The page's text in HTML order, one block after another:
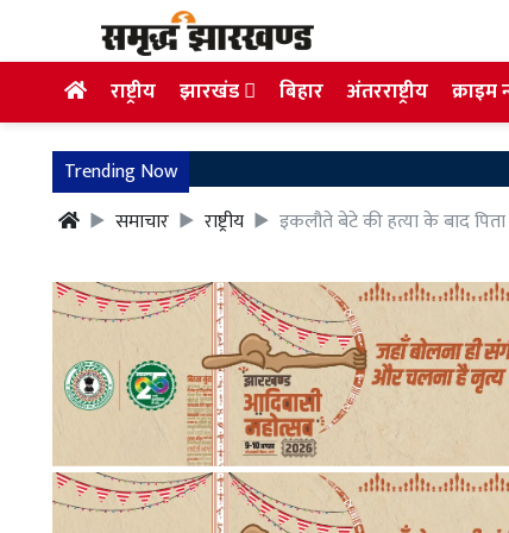
राष्ट्रीय झारखंड बिहार अंतरराष्ट्रीय क्राइम
Trending Now
समाचार
राष्ट्रीय इकलौते बेटे की हत्या के बाद